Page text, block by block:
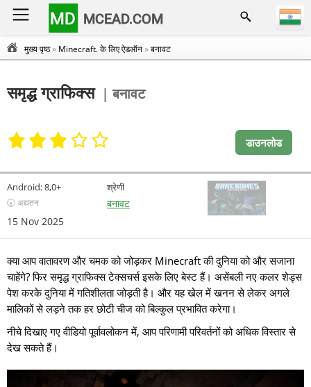
MD MCEAD.COM
मुख्य पृष्ठ» Minecraft. के लिए ऐडऑन»बनावट
समृद्ध ग्राफिक्स | बनावट
डाउनलोड
Android:8,0+
🕣 अद्यतन
15 Nov 2025
श्रेणी
बनावट
क्या आप वातावरण और चमक को जोड़कर Minecraft की दुनिया को और सजाना
चाहेंगे? फिर समृद्ध ग्राफिक्स टेक्सचर्स इसके लिए बेस्ट हैं। असेंबली नए कलर शेड्स
पेश करके दुनिया में गतिशीलता जोड़ती है। और यह खेल में खनन से लेकर अगले
मालिकों से लड़ने तक हर छोटी चीज को बिल्कुल प्रभावित करेगा।
नीचे दिखाए गए वीडियो पूर्वावलोकन में, आप परिणामी परिवर्तनों को अधिक विस्तार से
देख सकते हैं।